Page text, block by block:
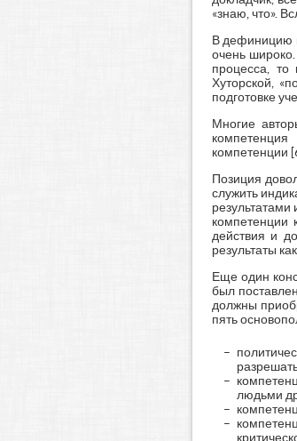
«знаю, что».
В дефиницию
очень
процесса, то
Хуторской,
подготовке
Многие
компетенции
Позиция
служить
результатами
компетенции
действия и
результаты
Еще один
был
должны
пять
людьми